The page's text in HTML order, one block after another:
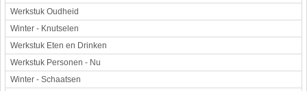
Werkstuk Oudheid
Winter - Knutselen
Werkstuk Eten en Drinken
Werkstuk Personen - Nu
Winter - Schaatsen